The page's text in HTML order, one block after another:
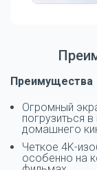
Преимущества
Огромный
погрузиться
домашнего
Четкое 4K-
особенно на